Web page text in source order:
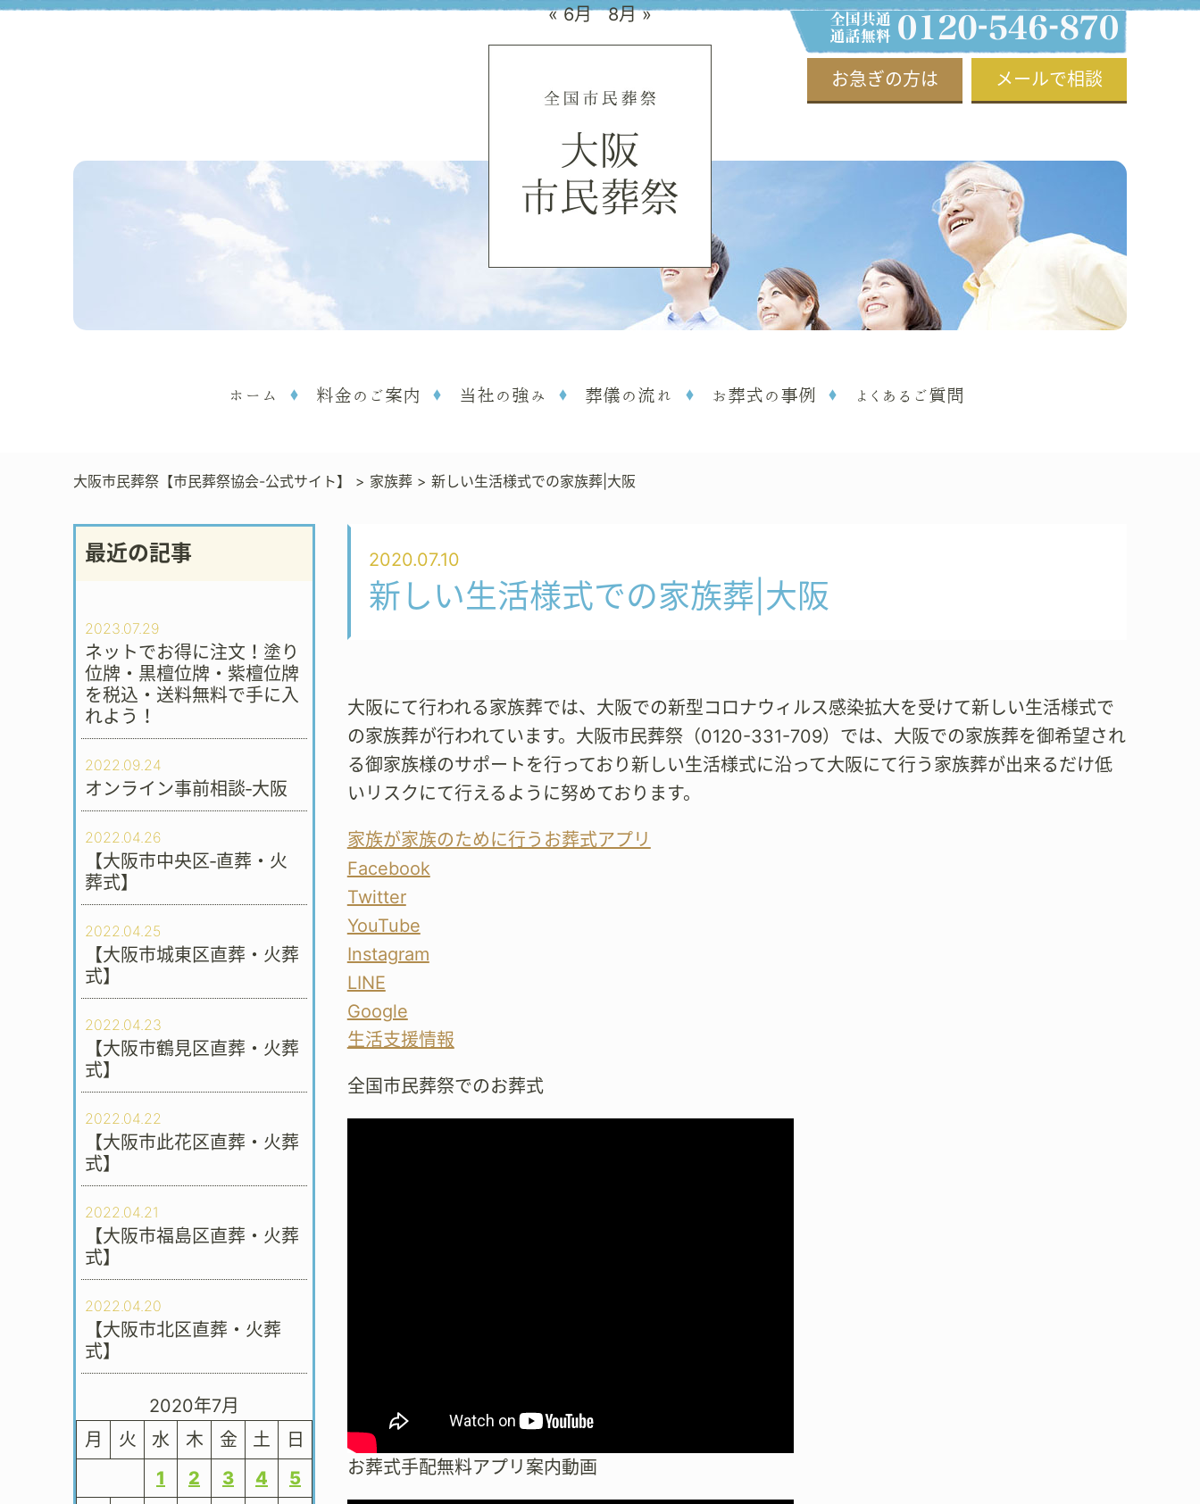
お急ぎの方は メールで相談
ホーム 料金のご案内 当社の強み 葬儀の流れ お葬式の事例 よくあるご質問
大阪市民葬祭【市民葬祭協会-公式サイト】 > 家族葬 > 新しい生活様式での家族葬|大阪
最近の記事
2023.07.29
ネットでお得に注文！塗り
位牌・黒檀位牌・紫檀位牌
を税込・送料無料で手に入
れよう！
2022.09.24
オンライン事前相談‐大阪
2022.04.26
【大阪市中央区‐直葬・火
葬式】
2022.04.25
【大阪市城東区直葬・火葬
式】
2022.04.23
【大阪市鶴見区直葬・火葬
式】
2022.04.22
【大阪市此花区直葬・火葬
式】
2022.04.21
【大阪市福島区直葬・火葬
式】
2022.04.20
【大阪市北区直葬・火葬
式】
2020年7月
月
火 水 木 金 土
日
1
2 3 4
5
« 6月 8月 »
2020.07.10
新しい生活様式での家族葬|大阪
大阪にて行われる家族葬では、大阪での新型コロナウィルス感染拡大を受けて新しい生活様式で
の家族葬が行われています。大阪市民葬祭（0120-331-709）では、大阪での家族葬を御希望され
る御家族様のサポートを行っており新しい生活様式に沿って大阪にて行う家族葬が出来るだけ低
いリスクにて行えるように努めております。
家族が家族のために行うお葬式アプリ
Facebook
Twitter
YouTube
Instagram
LINE
Google
生活支援情報
全国市民葬祭でのお葬式
お葬式手配無料アプリ案内動画